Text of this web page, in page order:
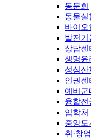
동문회
동물실
바이
발전기
상담센
생명윤
성심
인권
예비군
융합전
입학처
중앙도
취·창